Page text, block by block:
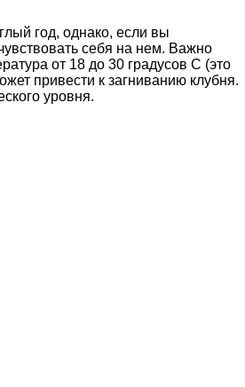
год, однако, если вы
себя на нем. Важно
от 18 до 30 градусов С (это
привести к загниванию клубня.
уровня.